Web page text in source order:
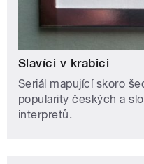
Slavíci v krabici
Seriál mapující skoro
popularity českých a
interpretů.